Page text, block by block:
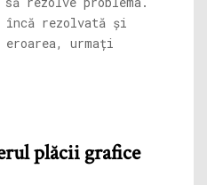
încă rezolvată și
urmați
plăcii grafice